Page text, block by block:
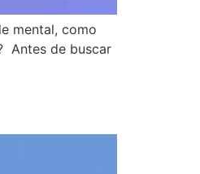
mental, como
Antes de buscar